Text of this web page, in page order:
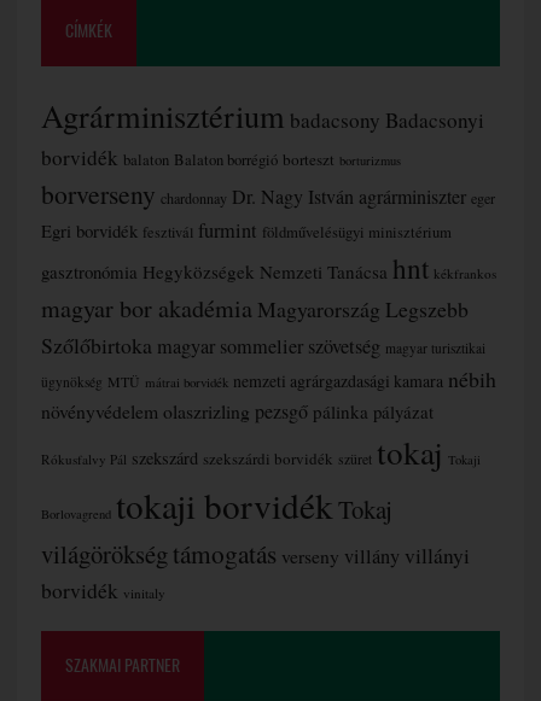
CÍMKÉK
Agrárminisztérium badacsony Badacsonyi
borvidék balaton Balaton borrégió borteszt borturizmus
borverseny chardonnay Dr. Nagy István agrárminiszter eger
Egri borvidék fesztivál furmint földművelésügyi minisztérium
gasztronómia Hegyközségek Nemzeti Tanácsa hnt kékfrankos
magyar bor akadémia Magyarország Legszebb
Szőlőbirtoka magyar sommelier szövetség magyar turisztikai
ügynökség MTÜ mátrai borvidék nemzeti agrárgazdasági kamara nébih
növényvédelem olaszrizling pezsgő pálinka pályázat
Rókusfalvy Pál szekszárd szekszárdi borvidék szüret tokaj Tokaji
Borlovagrend tokaji borvidékTokaj
világörökségtámogatás verseny villány villányi
borvidék vinitaly
SZAKMAI PARTNER